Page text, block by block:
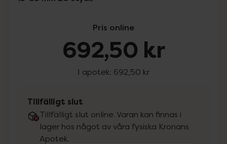
Pris online
692,50 kr
I apotek: 692,50 kr
Tillfälligt slut
Tillfälligt slut online. Varan kan finnas i
lager hos något av våra fysiska Kronans
Apotek.